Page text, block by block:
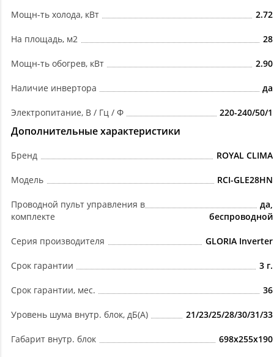
Мощн-ть холода, кВт 2.72
На площадь, м2 28
Мощн-ть обогрев, кВт 2.90
Наличие инвертора да
Электропитание, В / Гц / Ф 220-240/50/1
Дополнительные характеристики
Бренд ROYAL CLIMA
Модель RCI-GLE28HN
Проводной пульт управления в
комплекте
да,
беспроводной
Серия производителя GLORIA Inverter
Срок гарантии 3 г.
Срок гарантии, мес. 36
Уровень шума внутр. блок, дБ(А) 21/23/25/28/30/31/33
Габарит внутр. блок 698x255x190